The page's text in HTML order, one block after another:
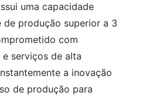
uma capacidade
de produção superior a 3
com
serviços de alta
a inovação
de produção para